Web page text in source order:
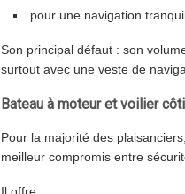
pour une navigation
Son principal défaut : son
surtout avec une veste de
Bateau à moteur et voilier
Pour la majorité des plaisanciers,
meilleur compromis entre
Il offre :